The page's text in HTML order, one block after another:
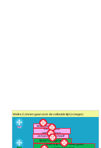
Welke 2 zinnen gaan over de voltooide tijd (vroeger)
Wat is er?
De ISK heeft
gebeld.&nbsp;
Je kan naar school!'
'Echt'? vraagt Omar.
Ja echt, je hebt de toets goed